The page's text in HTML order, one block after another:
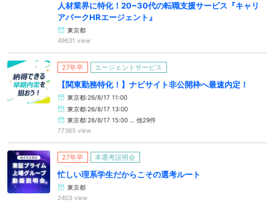
人材業界に特化！20~30代の転職支援サービス『キャリ
アパークHRエージェント』
東京都
49631 view
27年卒 エージェントサービス
【関東勤務特化！】ナビサイト非公開枠へ最速内定！
東京都:26/8/17 11:00
東京都:26/8/17 13:00
東京都:26/8/17 15:00 … 他29件
77365 view
27年卒 本選考説明会
忙しい理系学生だからこその選考ルート
東京都
2403 view